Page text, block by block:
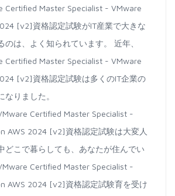
Certified Master Specialist - VMware
[v2]資格認定試験がIT産業で大きな
のは、よく知られています。 近年、
Certified Master Specialist - VMware
[v2]資格認定試験は多くのIT企業の
なりました。
Certified Master Specialist -
AWS 2024 [v2]資格認定試験は大変人
どこで暮らしても、あなたが住んでい
Certified Master Specialist -
AWS 2024 [v2]資格認定試験育を受け